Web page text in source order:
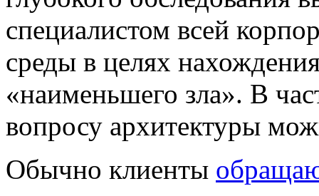
специалистом всей
среды в целях
«наименьшего зла». В
вопросу архитектуры
Обычно клиенты